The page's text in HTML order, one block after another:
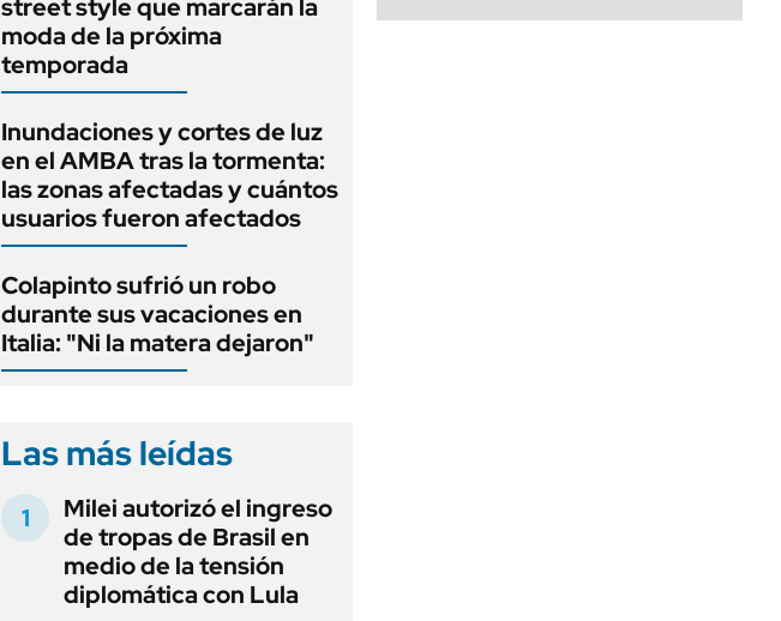
street style que marcarán la
moda de la próxima
temporada
Inundaciones y cortes de luz
en el AMBA tras la tormenta:
las zonas afectadas y cuántos
usuarios fueron afectados
Colapinto sufrió un robo
durante sus vacaciones en
Italia: "Ni la matera dejaron"
Las más leídas
Milei autorizó el ingreso
de tropas de Brasil en
medio de la tensión
diplomática con Lula